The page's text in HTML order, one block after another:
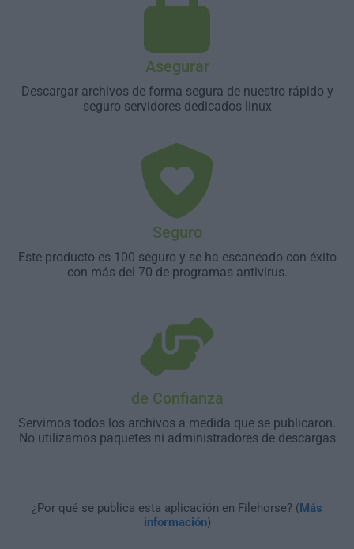
Asegurar
Descargar archivos de forma segura de nuestro rápido y
seguro servidores dedicados linux
Seguro
Este producto es 100 seguro y se ha escaneado con éxito
con más del 70 de programas antivirus.
de Confianza
Servimos todos los archivos a medida que se publicaron.
No utilizamos paquetes ni administradores de descargas
¿Por qué se publica esta aplicación en Filehorse? (Más
información)